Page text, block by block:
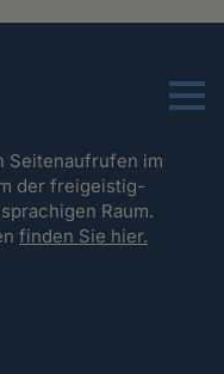
Menu
Seitenaufrufen im
der freigeistig-
Raum.
finden Sie hier.